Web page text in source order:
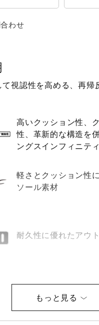
具／ミズノスリープ
ュニア／キッズ
ィカル
ボ／ライセンス
わせ
視認性を高める、再帰
高いクッション性、
性、革新的な構造を
ングスインフィニテ
軽さとクッション性
ソール素材
耐久性に優れたアウ
中底部分に軟らかい
用し、快適な履き心